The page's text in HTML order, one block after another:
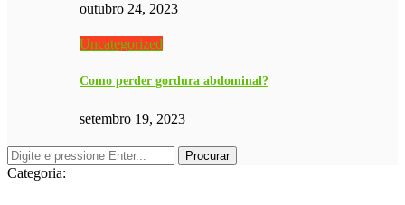
outubro 24, 2023
Uncategorized
Como perder gordura abdominal?
setembro 19, 2023
Categoria: